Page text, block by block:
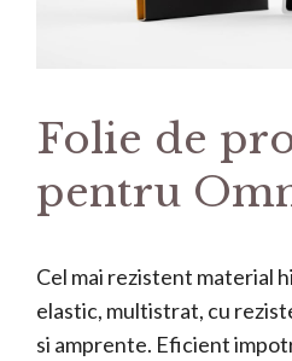
Folie de
pentru
Cel mai rezistent material
elastic, multistrat, cu
si amprente. Eficient